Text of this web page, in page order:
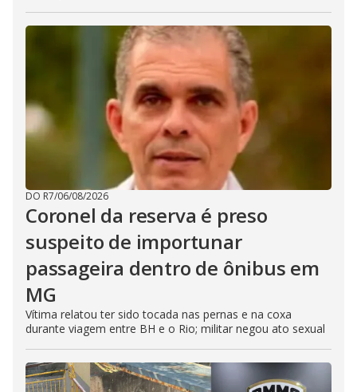
DO R7/06/08/2026
Coronel da reserva é preso
suspeito de importunar
passageira dentro de ônibus em
MG
Vítima relatou ter sido tocada nas pernas e na coxa
durante viagem entre BH e o Rio; militar negou ato sexual